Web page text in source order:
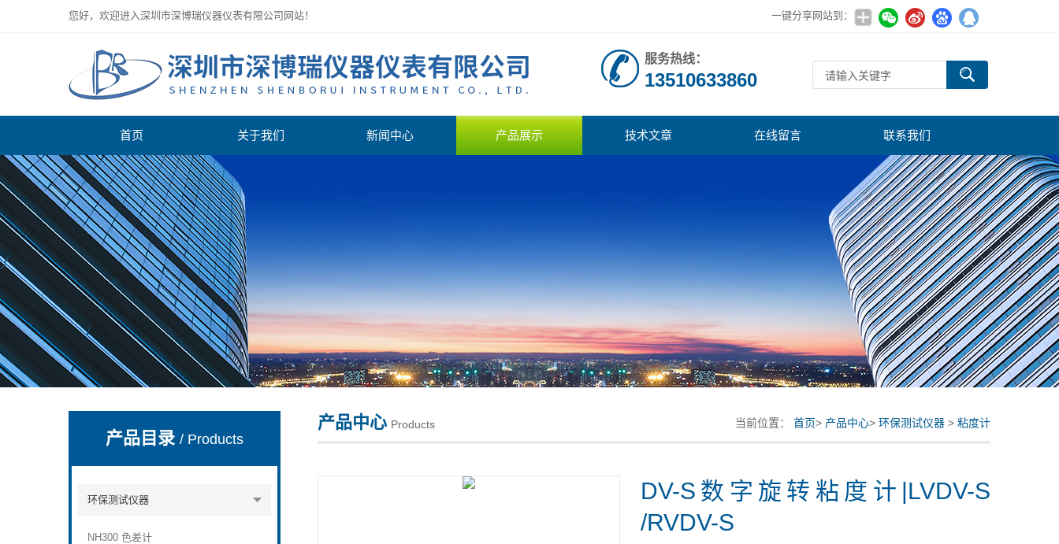
您好，欢迎进入深圳市深博瑞仪器仪表有限公司网站！ 一键分享网站到：
深圳市深博瑞仪器仪表有限公司
服务热线：
13510633860
首页 关于我们 新闻中心 产品展示 技术文章 在线留言 联系我们
产品目录/ Products
环保测试仪器
NH300 色差计
产品中心 Products 当前位置： 首页> 产品中心> 环保测试仪器 > 粘度计
DV-S数字旋转粘度计|LVDV-S
/RVDV-S